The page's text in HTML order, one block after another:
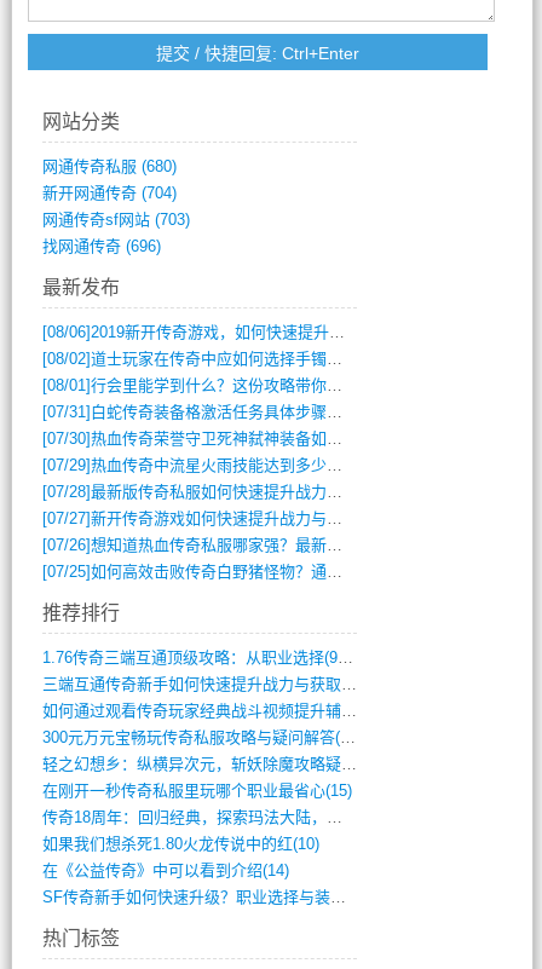
网站分类
网通传奇私服 (680)
新开网通传奇(704)
网通传奇sf网站(703)
找网通传奇(696)
最新发布
[08/06]2019新开传奇游戏，如何快速提升角色等级？
[08/02]道士玩家在传奇中应如何选择手镯装备？
[08/01]行会里能学到什么？这份攻略带你全掌握
[07/31] 白蛇传奇装备格激活任务具体步骤是什么？如何完成？
[07/30]热血传奇荣誉守卫死神弑神装备如何获取与佩戴攻略？
[07/29]热血传奇中流星火雨技能达到多少级可以开始练装备？
[07/28]最新版传奇私服如何快速提升战力与获取稀有装备？
[07/27]新开传奇游戏如何快速提升战力与获取稀有装备？
[07/26]想知道热血传奇私服哪家强？最新排行榜攻略全解析
[07/25]如何高效击败传奇白野猪怪物？通关技巧全解析
推荐排行
1.76传奇三端互通顶级攻略：从职业选择(972)
三端互通传奇新手如何快速提升战力与获取稀(379)
如何通过观看传奇玩家经典战斗视频提升辅助(661)
300元万元宝畅玩传奇私服攻略与疑问解答(828)
轻之幻想乡：纵横异次元，斩妖除魔攻略疑云(404)
在刚开一秒传奇私服里玩哪个职业最省心(15)
传奇18周年：回归经典，探索玛法大陆，寻(798)
如果我们想杀死1.80火龙传说中的红(10)
在《公益传奇》中可以看到介绍(14)
SF传奇新手如何快速升级？职业选择与装备(711)
热门标签